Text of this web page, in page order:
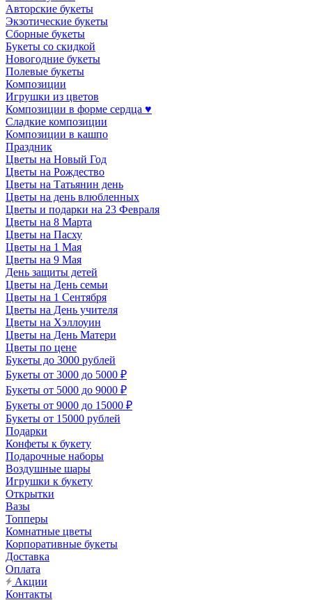
Авторские букеты
Экзотические букеты
Сборные букеты
Букеты со скидкой
Новогодние букеты
Полевые букеты
Композиции
Игрушки из цветов
Композиции в форме сердца ♥
Сладкие композиции
Композиции в кашпо
Праздник
Цветы на Новый Год
Цветы на Рождество
Цветы на Татьянин день
Цветы на день влюбленных
Цветы и подарки на 23 Февраля
Цветы на 8 Марта
Цветы на Пасху
Цветы на 1 Мая
Цветы на 9 Мая
День защиты детей
Цветы на День семьи
Цветы на 1 Сентября
Цветы на День учителя
Цветы на Хэллоуин
Цветы на День Матери
Цветы по цене
Букеты до 3000 рублей
Букеты от 3000 до 5000 ₽
Букеты от 5000 до 9000 ₽
Букеты от 9000 до 15000 ₽
Букеты от 15000 рублей
Подарки
Конфеты к букету
Подарочные наборы
Воздушные шары
Игрушки к букету
Открытки
Вазы
Топперы
Комнатные цветы
Корпоративные букеты
Доставка
Оплата
Акции
Контакты